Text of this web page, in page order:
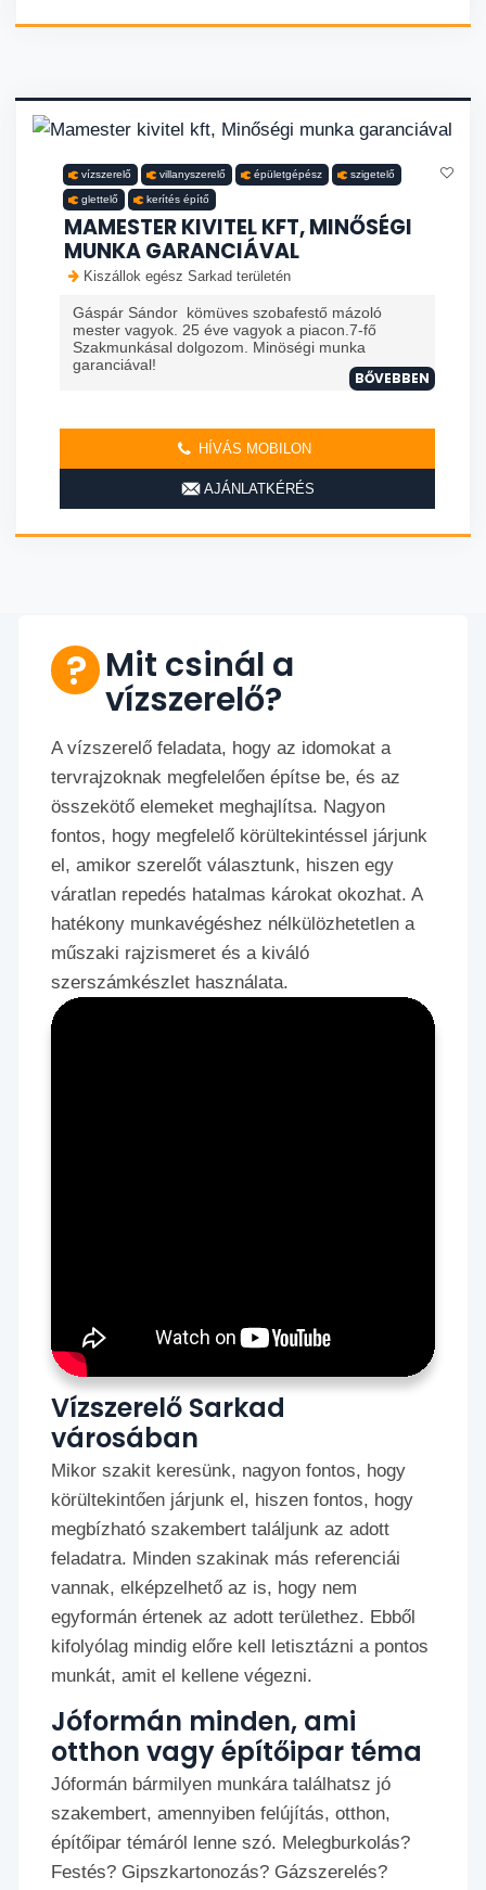
vízszerelő villanyszerelő épületgépész szigetelő
glettelő kerítés építő
MAMESTER KIVITEL KFT, MINŐSÉGI
MUNKA GARANCIÁVAL
Kiszállok egész Sarkad területén
Gáspár Sándor kömüves szobafestő mázoló
mester vagyok. 25 éve vagyok a piacon.7-fő
Szakmunkásal dolgozom. Minöségi munka
garanciával!
BŐVEBBEN
HÍVÁS MOBILON
AJÁNLATKÉRÉS
Mit csinál a
vízszerelő?
A vízszerelő feladata, hogy az idomokat a
tervrajzoknak megfelelően építse be, és az
összekötő elemeket meghajlítsa. Nagyon
fontos, hogy megfelelő körültekintéssel járjunk
el, amikor szerelőt választunk, hiszen egy
váratlan repedés hatalmas károkat okozhat. A
hatékony munkavégéshez nélkülözhetetlen a
műszaki rajzismeret és a kiváló
szerszámkészlet használata.
Vízszerelő Sarkad
városában
Mikor szakit keresünk, nagyon fontos, hogy
körültekintően járjunk el, hiszen fontos, hogy
megbízható szakembert találjunk az adott
feladatra. Minden szakinak más referenciái
vannak, elképzelhető az is, hogy nem
egyformán értenek az adott területhez. Ebből
kifolyólag mindig előre kell letisztázni a pontos
munkát, amit el kellene végezni.
Jóformán minden, ami
otthon vagy építőipar téma
Jóformán bármilyen munkára találhatsz jó
szakembert, amennyiben felújítás, otthon,
építőipar témáról lenne szó. Melegburkolás?
Festés? Gipszkartonozás? Gázszerelés?